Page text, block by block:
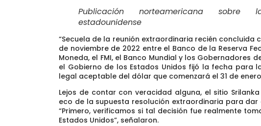
Publicación norteamericana sobre
estadounidense
“Secuela de la reunión extraordinaria recién concluida
de noviembre de 2022 entre el Banco de la Reserva
Moneda, el FMI, el Banco Mundial y los Gobernadores
el Gobierno de los Estados Unidos fijó la fecha para
legal aceptable del dólar que comenzará el 31 de
Lejos de contar con veracidad alguna, el sitio
eco de la supuesta resolución extraordinaria para
“Primero, verificamos si tal decisión fue realmente
Estados Unidos”, señalaron.